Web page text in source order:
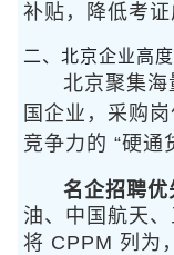
补贴，降低考证
二、北京企业高
北京聚集
国企业，采购
竞争力的 “硬通
名企招聘优
油、中国航天
将 CPPM 列为